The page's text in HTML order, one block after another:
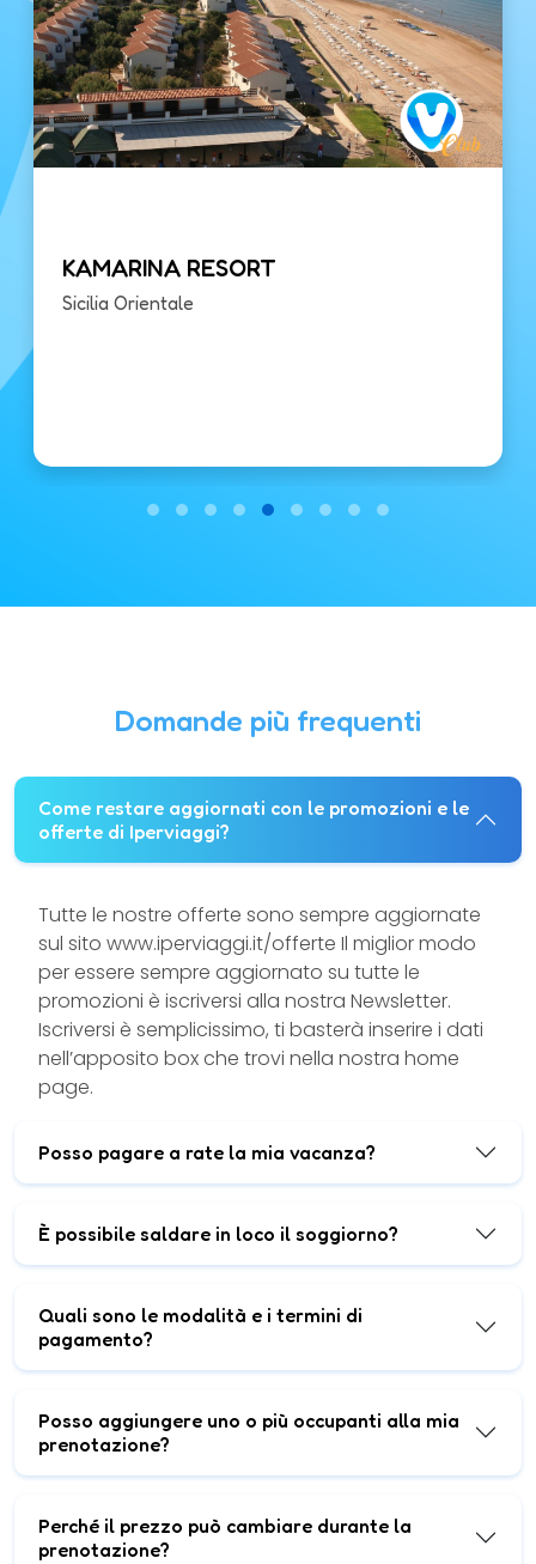
KAMARINA RESORT
Sicilia Orientale
Domande più frequenti
Come restare aggiornati con le promozioni e le
offerte di Iperviaggi?
Tutte le nostre offerte sono sempre aggiornate
sul sito www.iperviaggi.it/offerte Il miglior modo
per essere sempre aggiornato su tutte le
promozioni è iscriversi alla nostra Newsletter.
Iscriversi è semplicissimo, ti basterà inserire i dati
nell’apposito box che trovi nella nostra home
page.
Posso pagare a rate la mia vacanza?
È possibile saldare in loco il soggiorno?
Quali sono le modalità e i termini di
pagamento?
Posso aggiungere uno o più occupanti alla mia
prenotazione?
Perché il prezzo può cambiare durante la
prenotazione?